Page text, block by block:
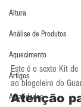
Altura
Análise de Produtos
Aquecimento
Artigos
Atualidades
Este é o sexto Kit
ao blogoleiro do
Atenção